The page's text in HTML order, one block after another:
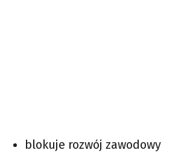
blokuje rozwój zawodowy